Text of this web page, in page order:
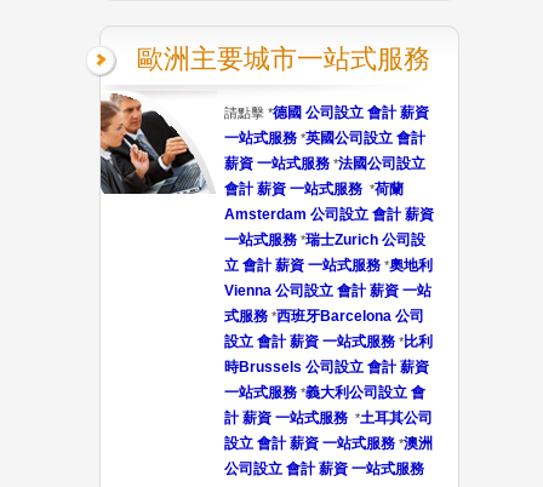
歐洲主要城市一站式服務
請點擊 *德國 公司設立 會計 薪資
一站式服務*英國公司設立 會計
薪資 一站式服務 *法國公司設立
會計 薪資 一站式服務 *荷蘭
Amsterdam 公司設立 會計 薪資
一站式服務 *瑞士Zurich 公司設
立 會計 薪資 一站式服務 *奧地利
Vienna 公司設立 會計 薪資 一站
式服務 *西班牙Barcelona 公司
設立 會計 薪資 一站式服務 *比利
時Brussels 公司設立 會計 薪資
一站式服務 *義大利公司設立 會
計 薪資 一站式服務 *土耳其公司
設立 會計 薪資 一站式服務 *澳洲
公司設立 會計 薪資 一站式服務